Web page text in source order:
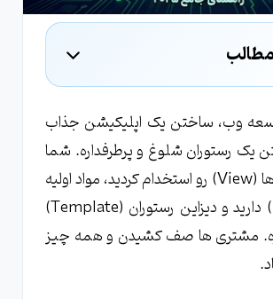
جنگو: تیم حفاظتی مخفی شما
چیست؟ (چک‌لیست حیاتی)
وب، ساختن یک اپلیکیشن جذاب
یک رستوران شلوغ و پرطرفداره. شما
بهترین آشپز ها (View) رو استخدام کردید، مواد اولیه
عالی (Model) دارید و دیزاین رستوران (Template)
مشتری ‌ها صف کشیدن و همه چیز